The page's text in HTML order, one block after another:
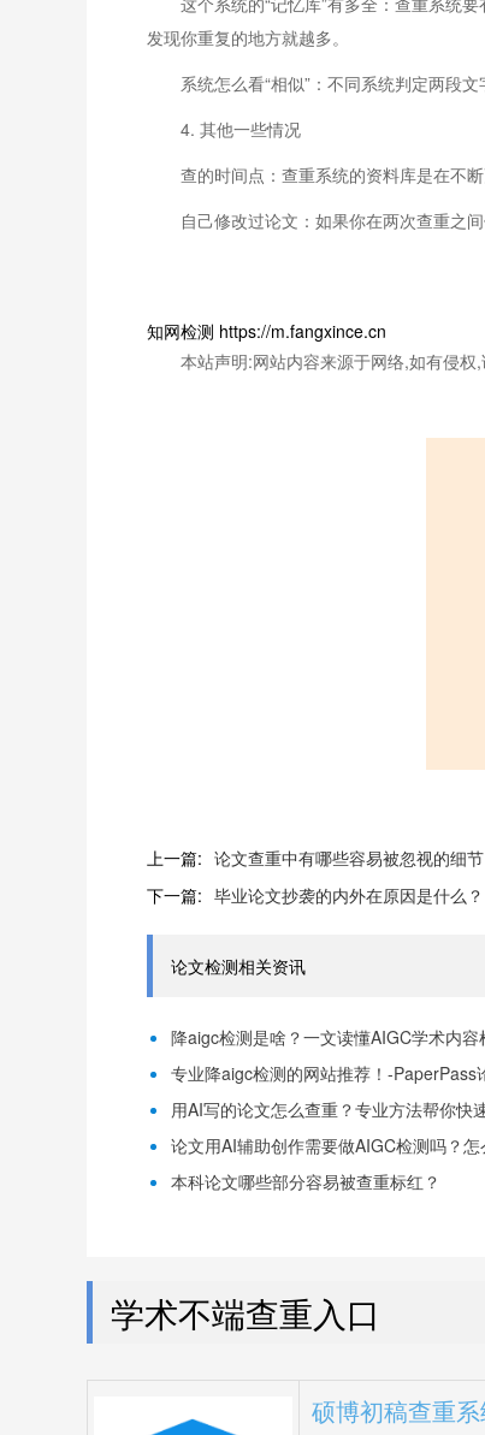
发现你重复的地方就越多。
系统怎么看“相似”：不同系统判定两段
4. 其他一些情况
查的时间点：查重系统的资料库是在不
自己修改过论文：如果你在两次查重之
知网检测 https://m.fangxince.cn
本站声明:网站内容来源于网络,如有侵权
上一篇: 论文查重中有哪些容易被忽视的细节
下一篇: 毕业论文抄袭的内外在原因是什么？
论文检测相关资讯
降aigc检测是啥？一文读懂AIGC学术内
专业降aigc检测的网站推荐！-PaperPass
用AI写的论文怎么查重？专业方法帮你快
论文用AI辅助创作需要做AIGC检测吗？
本科论文哪些部分容易被查重标红？
学术不端查重入口
硕博初稿查重